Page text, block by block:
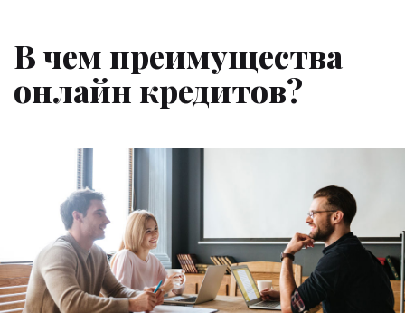
В чем преимущества
онлайн кредитов?